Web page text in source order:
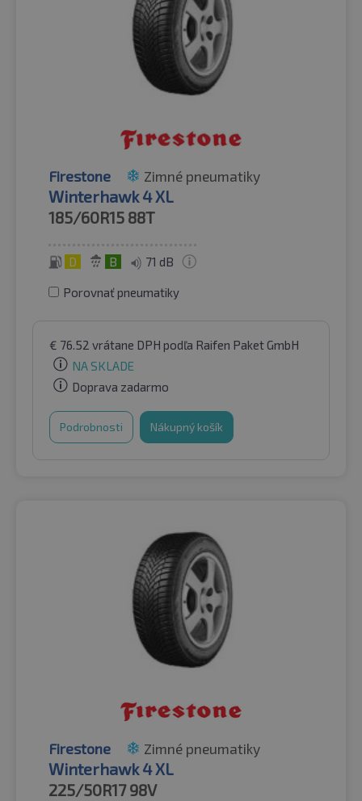
Firestone Zimné pneumatiky
Winterhawk 4 XL
185/60R15 88T
D B 71 dB
Porovnať pneumatiky
€ 76.52 vrátane DPH podľa Raifen Paket GmbH
NA SKLADE
Doprava zadarmo
Podrobnosti Nákupný košík
Firestone Zimné pneumatiky
Winterhawk 4 XL
225/50R17 98V